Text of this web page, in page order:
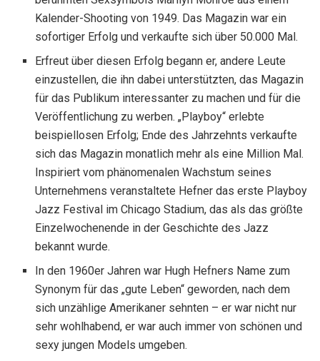
Kalender-Shooting von 1949. Das Magazin war ein
sofortiger Erfolg und verkaufte sich über 50.000 Mal.
Erfreut über diesen Erfolg begann er, andere Leute
einzustellen, die ihn dabei unterstützten, das Magazin
für das Publikum interessanter zu machen und für die
Veröffentlichung zu werben. „Playboy“ erlebte
beispiellosen Erfolg; Ende des Jahrzehnts verkaufte
sich das Magazin monatlich mehr als eine Million Mal.
Inspiriert vom phänomenalen Wachstum seines
Unternehmens veranstaltete Hefner das erste Playboy
Jazz Festival im Chicago Stadium, das als das größte
Einzelwochenende in der Geschichte des Jazz
bekannt wurde.
In den 1960er Jahren war Hugh Hefners Name zum
Synonym für das „gute Leben“ geworden, nach dem
sich unzählige Amerikaner sehnten – er war nicht nur
sehr wohlhabend, er war auch immer von schönen und
sexy jungen Models umgeben.